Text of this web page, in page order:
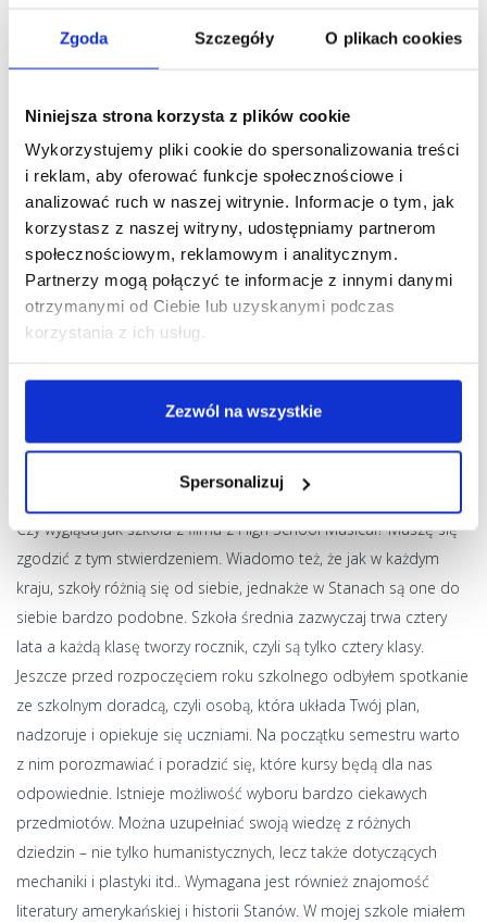
Zgoda Szczegóły O plikach cookies
Niniejsza strona korzysta z plików cookie
Wykorzystujemy pliki cookie do spersonalizowania treści
i reklam, aby oferować funkcje społecznościowe i
analizować ruch w naszej witrynie. Informacje o tym, jak
korzystasz z naszej witryny, udostępniamy partnerom
społecznościowym, reklamowym i analitycznym.
Partnerzy mogą połączyć te informacje z innymi danymi
otrzymanymi od Ciebie lub uzyskanymi podczas
korzystania z ich usług.
Zezwól na wszystkie
Spersonalizuj
Najbardziej wyczekanym wyjazdem był wyjazd na Florydę do
podczas meczy amerykańskiego futbolu. Na mecze, które
odbywały się na kampusie uniwersyteckim, przychodziło
mnóstwo ludzi. Wszyscy pracowaliśmy na jednym stanowisku i
byliśmy bardzo zgraną ekipą. Rozgrywki odbywały się praktycznie
co weekend. Pomimo że była to praca, dla nas był to po prostu
świetny sposób spędzenia sobotniego wieczoru. Amerykanie
kochają futbol. Podczas meczu każdy nas zagadywał, zadawał
pytania skąd jesteśmy, nawet czasami robił sobie z nami zdjęcia.
chętnie robilibyśmy to bez wynagrodzenia.
Pewnie zastanawiacie się, czy szkoła średnia w Stanach
Czy wygląda jak szkoła z filmu z High School Musical? Muszę się
zgodzić z tym stwierdzeniem. Wiadomo też, że jak w każdym
kraju, szkoły różnią się od siebie, jednakże w Stanach są one do
siebie bardzo podobne. Szkoła średnia zazwyczaj trwa cztery
lata a każdą klasę tworzy rocznik, czyli są tylko cztery klasy.
Jeszcze przed rozpoczęciem roku szkolnego odbyłem spotkanie
ze szkolnym doradcą, czyli osobą, która układa Twój plan,
nadzoruje i opiekuje się uczniami. Na początku semestru warto
z nim porozmawiać i poradzić się, które kursy będą dla nas
odpowiednie. Istnieje możliwość wyboru bardzo ciekawych
przedmiotów. Można uzupełniać swoją wiedzę z różnych
dziedzin – nie tylko humanistycznych, lecz także dotyczących
mechaniki i plastyki itd.. Wymagana jest również znajomość
literatury amerykańskiej i historii Stanów. W mojej szkole miałem